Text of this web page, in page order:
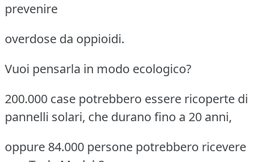
prevenire
overdose da oppioidi.
Vuoi pensarla in modo ecologico?
200.000 case potrebbero essere ricoperte di
pannelli solari, che durano fino a 20 anni,
oppure 84.000 persone potrebbero ricevere